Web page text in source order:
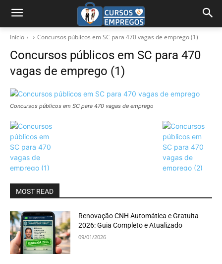
Início Concursos públicos em SC para 470 vagas de emprego (1)
Concursos públicos em SC para 470
vagas de emprego (1)
Concursos públicos em SC para 470 vagas de emprego
MOST READ
Renovação CNH Automática e Gratuita
2026: Guia Completo e Atualizado
09/01/2026